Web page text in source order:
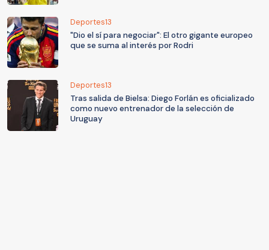
Deportes13
"Dio el sí para negociar": El otro gigante europeo
que se suma al interés por Rodri
Deportes13
Tras salida de Bielsa: Diego Forlán es oficializado
como nuevo entrenador de la selección de
Uruguay